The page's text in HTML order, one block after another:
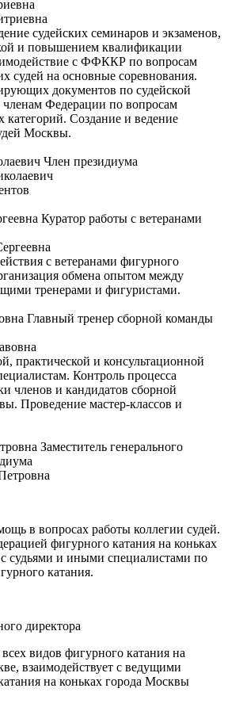
судейских семинаров и экзаменов,
и повышением квалификации
с ФФККР по вопросам
судей на основные соревнования.
документов по судейской
членам Федерации по вопросам
категорий. Создание и ведение
Москвы.
Член президиума
Куратор работы с ветеранами
с ветеранами фигурного
обмена опытом между
тренерами и фигуристами.
Главный тренер сборной команды
практической и консультационной
Контроль процесса
членов и кандидатов сборной
Проведение мастер-классов и
Заместитель генерального
в вопросах работы коллегии судей.
фигурного катания на коньках
судьями и иными специалистами по
катания.
директора
видов фигурного катания на
взаимодействует с ведущими
на коньках города Москвы